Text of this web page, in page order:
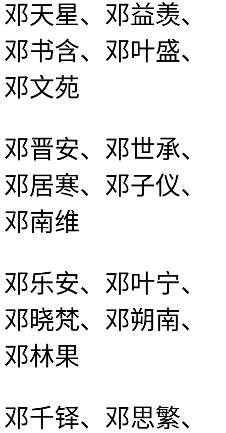
邓天星、邓益羡、
邓书含、邓叶盛、
邓文苑
邓晋安、邓世承、
邓居寒、邓子仪、
邓南维
邓乐安、邓叶宁、
邓晓梵、邓朔南、
邓林果
邓千铎、邓思繁、